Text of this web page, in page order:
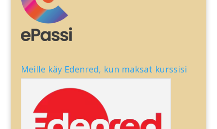
Meille käy Edenred, kun maksat kurssisi